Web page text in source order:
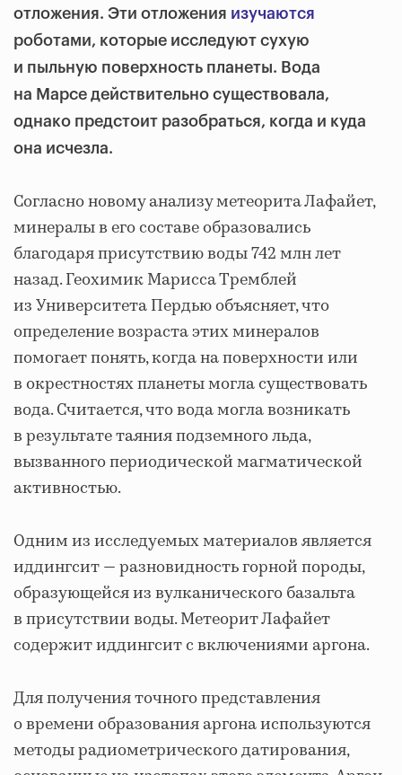
отложения. Эти отложения изучаются
роботами, которые исследуют сухую
и пыльную поверхность планеты. Вода
на Марсе действительно существовала,
однако предстоит разобраться, когда и куда
она исчезла.
Согласно новому анализу метеорита Лафайет,
минералы в его составе образовались
благодаря присутствию воды 742 млн лет
назад. Геохимик Марисса Тремблей
из Университета Пердью объясняет, что
определение возраста этих минералов
помогает понять, когда на поверхности или
в окрестностях планеты могла существовать
вода. Считается, что вода могла возникать
в результате таяния подземного льда,
вызванного периодической магматической
активностью.
Одним из исследуемых материалов является
иддингсит — разновидность горной породы,
образующейся из вулканического базальта
в присутствии воды. Метеорит Лафайет
содержит иддингсит с включениями аргона.
Для получения точного представления
о времени образования аргона используются
методы радиометрического датирования,